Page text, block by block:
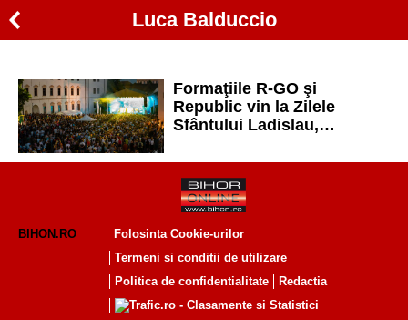
Luca Balduccio
Formaţiile R-GO şi
Republic vin la Zilele
Sfântului Ladislau,
Cetatea Oradea
BIHON.RO
Folosinta Cookie-urilor
Termeni si conditii de utilizare
Politica de confidentialitate
Redactia